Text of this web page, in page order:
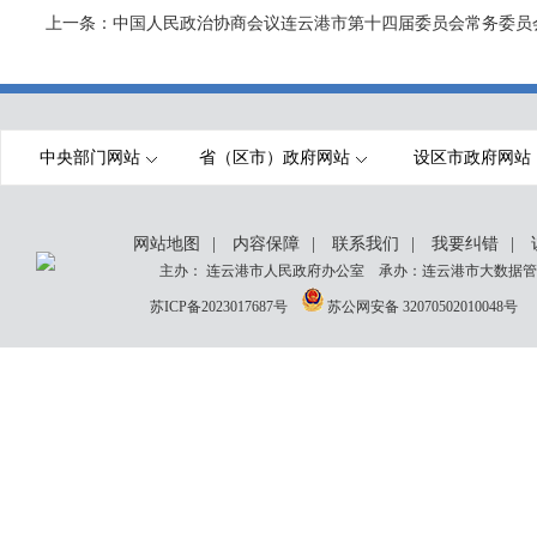
上一条： 中国人民政治协商会议连云港市第十四届委员会常务委员
中央部门网站 省（区市）政府网站 设区市政府网站
网站地图 内容保障 联系我们 我要纠错
主办： 连云港市人民政府办公室 承办：连云港市大数据
苏ICP备2023017687号 苏公网安备 32070502010048号